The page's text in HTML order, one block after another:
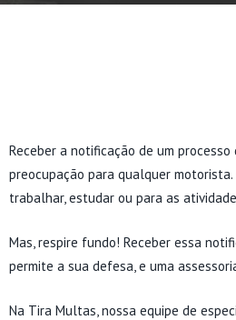
Receber a notificação de um processo
preocupação para qualquer
trabalhar, estudar ou para as
Mas, respire fundo! Receber essa
permite a sua defesa, e uma
Na Tira Multas, nossa equipe de